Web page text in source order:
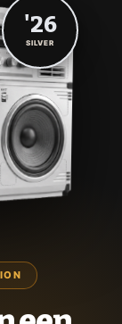
'26
SILVER